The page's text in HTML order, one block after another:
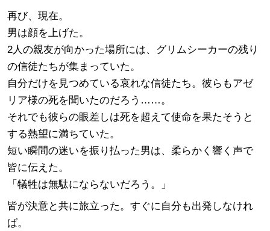
再び、現在。
男は顔を上げた。
2人の親友が向かった場所には、グリムシーカーの残り
の信徒たちが集まっていた。
自分だけを見つめている哀れな信徒たち。彼らもアゼ
リア様の死を聞いたのだろう……。
それでも彼らの眼差しは死を超えて使命を果たそうと
する熱望に満ちていた。
短い瞬間の迷いを振り払った男は、柔らかく響く声で
皆に伝えた。
「犠牲は無駄にならないだろう。」
皆が決意と共に旅立った。すぐに自分も出発しなけれ
ば。